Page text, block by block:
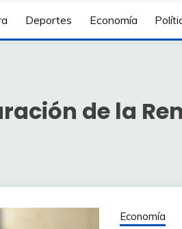
Deportes Economía
de la
Economía